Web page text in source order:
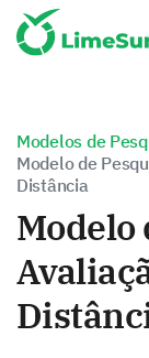
Modelos de
Modelo de
Distância
Modelo